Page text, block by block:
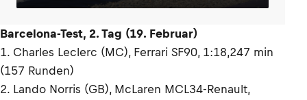
Barcelona-Test, 2. Tag (19. Februar)
1. Charles Leclerc (MC), Ferrari SF90, 1:18,247 min
(157 Runden)
2. Lando Norris (GB), McLaren MCL34-Renault,